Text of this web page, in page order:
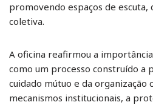
promovendo espaços de escuta,
coletiva.
A oficina reafirmou a
como um processo construído a
cuidado mútuo e da organização
mecanismos institucionais, a